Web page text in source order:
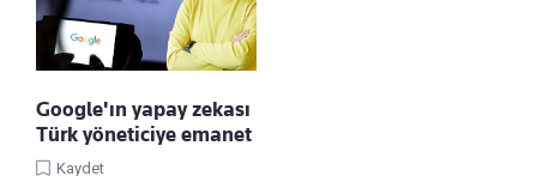
Google'ın yapay zekası
Türk yöneticiye emanet
Kaydet